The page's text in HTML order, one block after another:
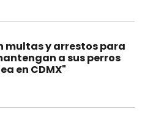
multas y arrestos para
a sus perros
en CDMX"